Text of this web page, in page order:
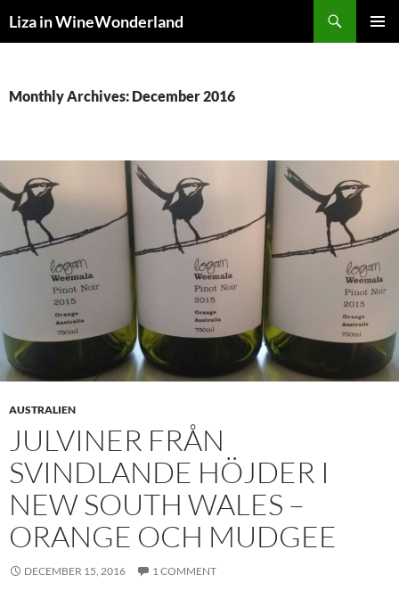
toLiza in WineWonderland
Monthly Archives: December 2016
AUSTRALIEN
JULVINER FRÅN
SVINDLANDE HÖJDER I
NEW SOUTH WALES –
ORANGE OCH MUDGEE
DECEMBER 15, 2016 1 COMMENT